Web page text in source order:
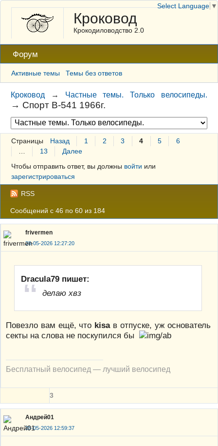
Кроковод
Крокодиловодство 2.0
Форум
Активные темы Темы без ответов
Кроковод → Частные темы. Только велосипеды.
→ Спорт В-541 1966г.
Страницы Назад 1 2 3 4 5
6
13
Далее
Чтобы отправить ответ, вы должны войти или
зарегистрироваться
RSS
Сообщений с 46 по 60 из 184
frivermen
28-05-2026 12:27:20
Dracula79 пишет:
делаю хвз
Повезло вам ещё, что kisaв отпуске, уж основатель
секты на слова не поскупился бы
Бесплатный велосипед — лучший велосипед
3
Андрей01
28-05-2026 12:59:37
Select Language ▼